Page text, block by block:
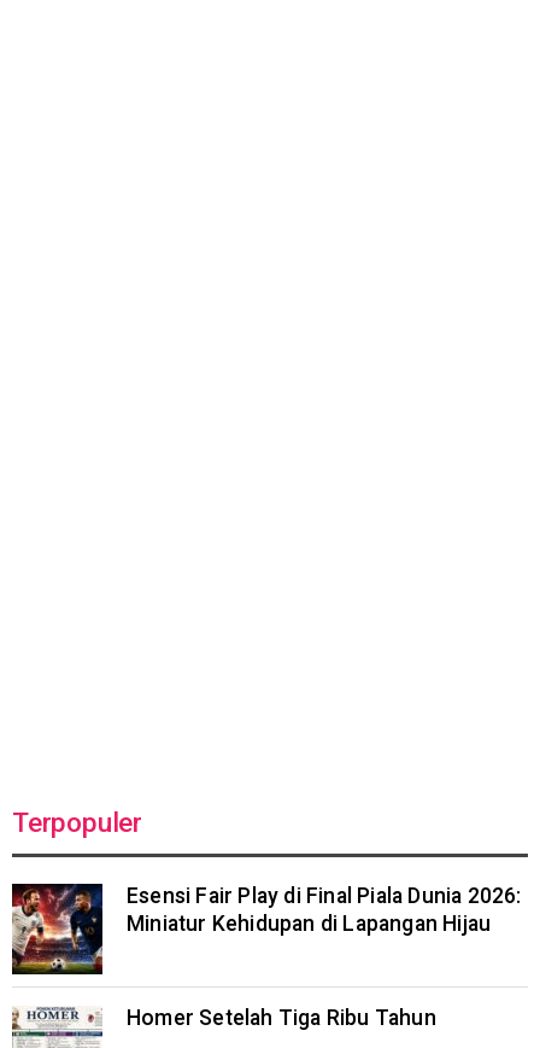
Terpopuler
Esensi Fair Play di Final Piala Dunia 2026:
Miniatur Kehidupan di Lapangan Hijau
Homer Setelah Tiga Ribu Tahun